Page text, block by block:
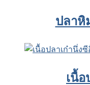
ปลาหิ
เนื้